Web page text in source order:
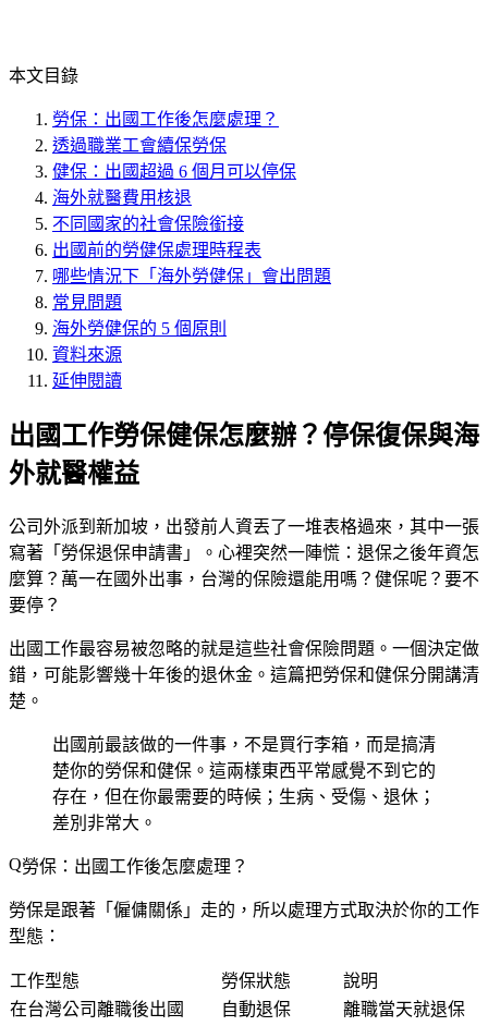
本文目錄
勞保：出國工作後怎麼處理？
透過職業工會續保勞保
健保：出國超過 6 個月可以停保
海外就醫費用核退
不同國家的社會保險銜接
出國前的勞健保處理時程表
哪些情況下「海外勞健保」會出問題
常見問題
海外勞健保的 5 個原則
資料來源
延伸閱讀
出國工作勞保健保怎麼辦？停保復保與海
外就醫權益
公司外派到新加坡，出發前人資丟了一堆表格過來，其中一張
寫著「勞保退保申請書」。心裡突然一陣慌：退保之後年資怎
麼算？萬一在國外出事，台灣的保險還能用嗎？健保呢？要不
要停？
出國工作最容易被忽略的就是這些社會保險問題。一個決定做
錯，可能影響幾十年後的退休金。這篇把勞保和健保分開講清
楚。
出國前最該做的一件事，不是買行李箱，而是搞清
楚你的勞保和健保。這兩樣東西平常感覺不到它的
存在，但在你最需要的時候；生病、受傷、退休；
差別非常大。
勞保：出國工作後怎麼處理？
勞保是跟著「僱傭關係」走的，所以處理方式取決於你的工作
型態：
工作型態 勞保狀態
說明
在台灣公司離職後出國
自動退保
離職當天就退保